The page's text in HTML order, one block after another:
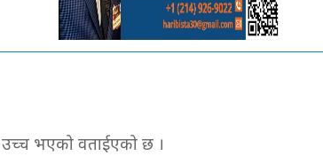
उच्च भएको वताईएको छ ।